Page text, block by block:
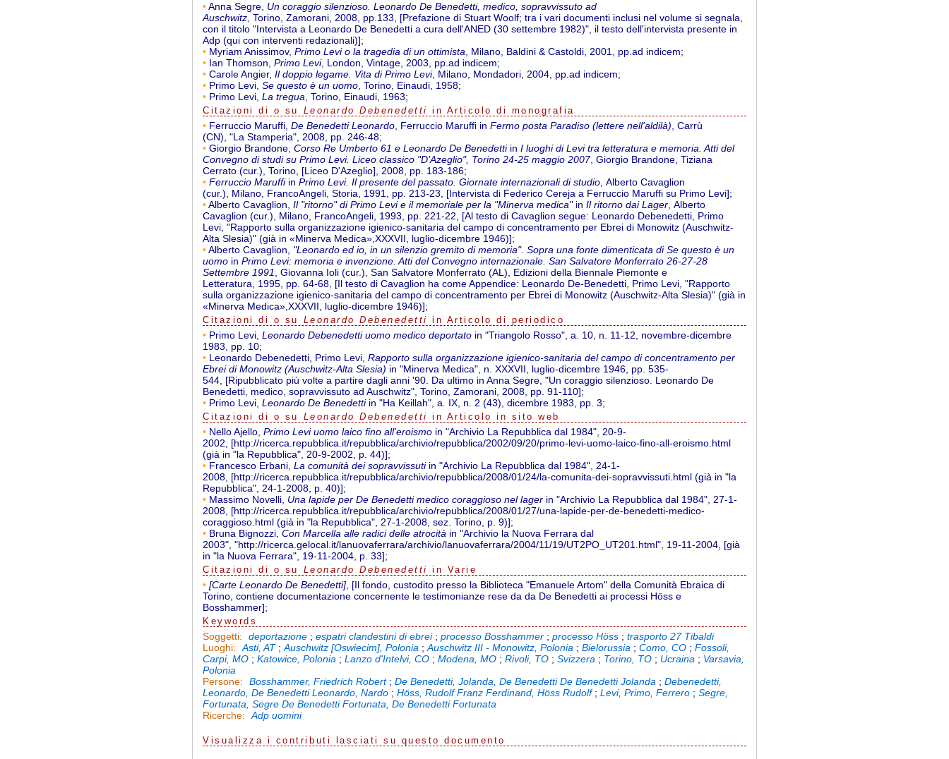
•Anna Segre, Un coraggio silenzioso. Leonardo De Benedetti, medico, sopravvissuto ad
Auschwitz, Torino, Zamorani, 2008, pp.133, [Prefazione di Stuart Woolf; tra i vari documenti inclusi nel volume si segnala,
con il titolo "Intervista a Leonardo De Benedetti a cura dell'ANED (30 settembre 1982)", il testo dell'intervista presente in
Adp (qui con interventi redazionali)];
• Myriam Anissimov,Primo Levi o la tragedia di un ottimista, Milano, Baldini & Castoldi, 2001, pp.ad indicem;
• Ian Thomson,Primo Levi, London, Vintage, 2003, pp.ad indicem;
•Carole Angier,Il doppio legame. Vita di Primo Levi, Milano, Mondadori, 2004, pp.ad indicem;
• Primo Levi,Se questo è un uomo, Torino, Einaudi, 1958;
• Primo Levi,La tregua, Torino, Einaudi, 1963;
Citazioni di o su Leonardo Debenedetti in Articolo di monografia
• Ferruccio Maruffi,De Benedetti Leonardo, Ferruccio Maruffi inFermo posta Paradiso (lettere nell'aldilà), Carrù
(CN), "La Stamperia", 2008, pp. 246-48;
•Giorgio Brandone,Corso Re Umberto 61 e Leonardo De BenedettiinI luoghi di Levi tra letteratura e memoria. Atti del
Convegno di studi su Primo Levi. Liceo classico "D'Azeglio", Torino 24-25 maggio 2007, Giorgio Brandone, Tiziana
Cerrato (cur.), Torino, [Liceo D'Azeglio], 2008, pp. 183-186;
•Ferruccio MaruffiinPrimo Levi. Il presente del passato. Giornate internazionali di studio, Alberto Cavaglion
(cur.), Milano, FrancoAngeli, Storia, 1991, pp. 213-23, [Intervista di Federico Cereja a Ferruccio Maruffi su Primo Levi];
•Alberto Cavaglion,Il "ritorno" di Primo Levi e il memoriale per la "Minerva medica"inIl ritorno dai Lager, Alberto
Cavaglion (cur.), Milano, FrancoAngeli, 1993, pp. 221-22, [Al testo di Cavaglion segue: Leonardo Debenedetti, Primo
Levi, "Rapporto sulla organizzazione igienico-sanitaria del campo di concentramento per Ebrei di Monowitz (Auschwitz-
Alta Slesia)" (già in «Minerva Medica»,XXXVII, luglio-dicembre 1946)];
•Alberto Cavaglion, "Leonardo ed io, in un silenzio gremito di memoria". Sopra una fonte dimenticata di Se questo è un
uomo inPrimo Levi: memoria e invenzione. Atti del Convegno internazionale. San Salvatore Monferrato 26-27-28
Settembre 1991, Giovanna Ioli (cur.), San Salvatore Monferrato (AL), Edizioni della Biennale Piemonte e
Letteratura, 1995, pp. 64-68, [Il testo di Cavaglion ha come Appendice: Leonardo De-Benedetti, Primo Levi, "Rapporto
sulla organizzazione igienico-sanitaria del campo di concentramento per Ebrei di Monowitz (Auschwitz-Alta Slesia)" (già in
«Minerva Medica»,XXXVII, luglio-dicembre 1946)];
Citazioni di o su Leonardo Debenedetti in Articolo di periodico
• Primo Levi,Leonardo Debenedetti uomo medico deportato in "Triangolo Rosso", a. 10, n. 11-12, novembre-dicembre
1983, pp. 10;
• Leonardo Debenedetti, Primo Levi,Rapporto sulla organizzazione igienico-sanitaria del campo di concentramento per
Ebrei di Monowitz (Auschwitz-Alta Slesia) in "Minerva Medica", n. XXXVII, luglio-dicembre 1946, pp. 535-
544, [Ripubblicato più volte a partire dagli anni '90. Da ultimo in Anna Segre, "Un coraggio silenzioso. Leonardo De
Benedetti, medico, sopravvissuto ad Auschwitz", Torino, Zamorani, 2008, pp. 91-110];
• Primo Levi,Leonardo De Benedettiin "Ha Keillah", a. IX, n. 2 (43), dicembre 1983, pp. 3;
Citazioni di o su Leonardo Debenedetti in Articolo in sito web
• Nello Ajello,Primo Levi uomo laico fino all'eroismo in "Archivio La Repubblica dal 1984", 20-9-
2002, [http://ricerca.repubblica.it/repubblica/archivio/repubblica/2002/09/20/primo-levi-uomo-laico-fino-all-eroismo.html
(già in "la Repubblica", 20-9-2002, p. 44)];
• Francesco Erbani,La comunità dei sopravvissutiin "Archivio La Repubblica dal 1984", 24-1-
2008, [http://ricerca.repubblica.it/repubblica/archivio/repubblica/2008/01/24/la-comunita-dei-sopravvissuti.html (già in "la
Repubblica", 24-1-2008, p. 40)];
• Massimo Novelli, Una lapide per De Benedetti medico coraggioso nel lager in "Archivio La Repubblica dal 1984", 27-1-
2008, [http://ricerca.repubblica.it/repubblica/archivio/repubblica/2008/01/27/una-lapide-per-de-benedetti-medico-
coraggioso.html (già in "la Repubblica", 27-1-2008, sez. Torino, p. 9)];
• Bruna Bignozzi,Con Marcella alle radici delle atrocità in "Archivio la Nuova Ferrara dal
2003", "http://ricerca.gelocal.it/lanuovaferrara/archivio/lanuovaferrara/2004/11/19/UT2PO_UT201.html", 19-11-2004, [già
in "la Nuova Ferrara", 19-11-2004, p. 33];
Citazioni di o su Leonardo Debenedetti in Varie
•[Carte Leonardo De Benedetti], [Il fondo, custodito presso la Biblioteca "Emanuele Artom" della Comunità Ebraica di
Torino, contiene documentazione concernente le testimonianze rese da da De Benedetti ai processi Höss e
Bosshammer];
Keywords
Soggetti: deportazione ;espatri clandestini di ebrei;processo Bosshammer ;processo Höss ;trasporto 27 Tibaldi
Luoghi: Asti, AT;Auschwitz [Oswiecim], Polonia ;Auschwitz III - Monowitz, Polonia ;Bielorussia ;Como, CO ;Fossoli,
Carpi, MO ;Katowice, Polonia ;Lanzo d'Intelvi, CO ;Modena, MO ;Rivoli, TO ;Svizzera ; Torino, TO ; Ucraina ; Varsavia,
Polonia
Persone: Bosshammer, Friedrich Robert;De Benedetti, Jolanda, De Benedetti De Benedetti Jolanda ;Debenedetti,
Leonardo, De Benedetti Leonardo, Nardo ;Höss, Rudolf Franz Ferdinand, Höss Rudolf;Levi, Primo, Ferrero ;Segre,
Fortunata, Segre De Benedetti Fortunata, De Benedetti Fortunata
Ricerche: Adp uomini
Visualizza i contributi lasciati su questo documento